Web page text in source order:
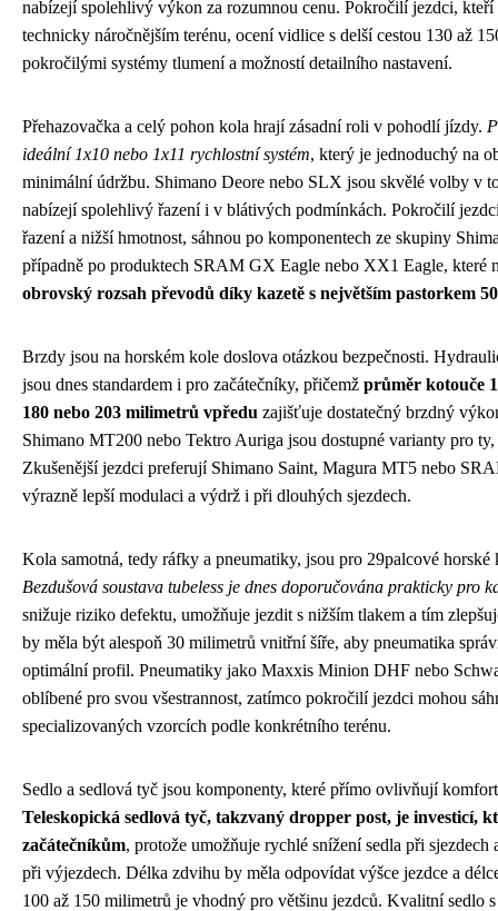
nabízejí spolehlivý výkon za rozumnou cenu. Pokročilí jezdci, kteří
technicky náročnějším terénu, ocení vidlice s delší cestou 130 až
pokročilými systémy tlumení a možností detailního nastavení.
Přehazovačka a celý pohon kola hrají zásadní roli v pohodlí jízdy.
ideální 1x10 nebo 1x11 rychlostní systém, který je jednoduchý na
minimální údržbu. Shimano Deore nebo SLX jsou skvělé volby v
nabízejí spolehlivý řazení i v blátivých podmínkách. Pokročilí
řazení a nižší hmotnost, sáhnou po komponentech ze skupiny
případně po produktech SRAM GX Eagle nebo XX1 Eagle, které
obrovský rozsah převodů díky kazetě s největším pastorkem
Brzdy jsou na horském kole doslova otázkou bezpečnosti.
jsou dnes standardem i pro začátečníky, přičemž průměr kotouče
180 nebo 203 milimetrů vpředu zajišťuje dostatečný brzdný
Shimano MT200 nebo Tektro Auriga jsou dostupné varianty pro
Zkušenější jezdci preferují Shimano Saint, Magura MT5 nebo
výrazně lepší modulaci a výdrž i při dlouhých sjezdech.
Kola samotná, tedy ráfky a pneumatiky, jsou pro 29palcové horské
Bezdušová soustava tubeless je dnes doporučována prakticky pro
snižuje riziko defektu, umožňuje jezdit s nižším tlakem a tím
by měla být alespoň 30 milimetrů vnitřní šíře, aby pneumatika
optimální profil. Pneumatiky jako Maxxis Minion DHF nebo
oblíbené pro svou všestrannost, zatímco pokročilí jezdci mohou
specializovaných vzorcích podle konkrétního terénu.
Sedlo a sedlová tyč jsou komponenty, které přímo ovlivňují
Teleskopická sedlová tyč, takzvaný dropper post, je investicí,
začátečníkům, protože umožňuje rychlé snížení sedla při sjezdech
při výjezdech. Délka zdvihu by měla odpovídat výšce jezdce a
100 až 150 milimetrů je vhodný pro většinu jezdců. Kvalitní sedlo